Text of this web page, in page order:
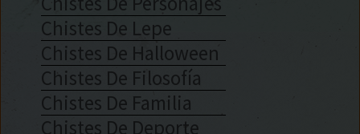
Chistes De Lepe
Chistes De Halloween
Chistes De Filosofía
Chistes De Familia
Chistes De Deporte